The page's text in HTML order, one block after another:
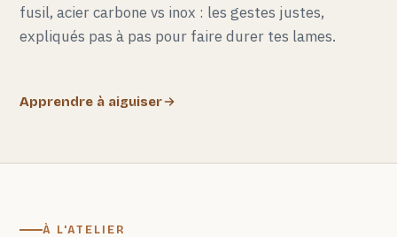
fusil, acier carbone vs inox : les gestes justes,
expliqués pas à pas pour faire durer tes lames.
Apprendre à aiguiser
À L'ATELIER